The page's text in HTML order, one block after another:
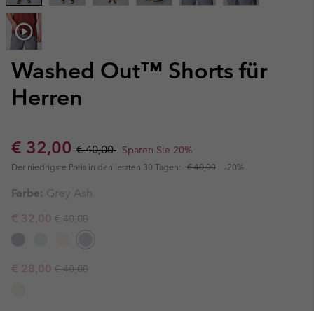
Washed Out™ Shorts für
Herren
Sale price:
€ 32,00 Regular price:
€ 40,00 Sparen Sie 20%
Der niedrigste Preis in den letzten 30 Tagen: € 40,00 -20%
Farbe: Grey Ash
Sale price:
€ 32,00 Regular price:
€ 40,00
Sale price:
€ 28,00 Regular price:
€ 40,00